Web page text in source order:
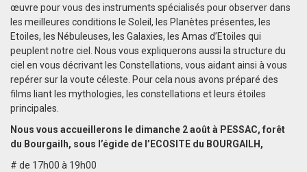
œuvre pour vous des instruments spécialisés pour observer dans
les meilleures conditions le Soleil, les Planètes présentes, les
Etoiles, les Nébuleuses, les Galaxies, les Amas d’Etoiles qui
peuplent notre ciel. Nous vous expliquerons aussi la structure du
ciel en vous décrivant les Constellations, vous aidant ainsi à vous
repérer sur la voute céleste. Pour cela nous avons préparé des
films liant les mythologies, les constellations et leurs étoiles
principales.
Nous vous accueillerons le dimanche 2 août à PESSAC, forêt
du Bourgailh, sous l’égide de l’ECOSITE du BOURGAILH,
# de 17h00 à 19h00